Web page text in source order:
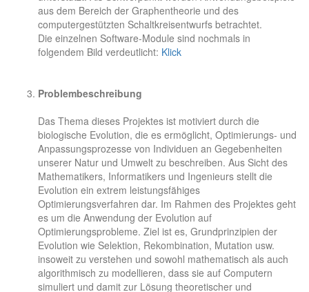
aus dem Bereich der Graphentheorie und des
computergestützten Schaltkreisentwurfs betrachtet.
Die einzelnen Software-Module sind nochmals in
folgendem Bild verdeutlicht: Klick
Problembeschreibung
Das Thema dieses Projektes ist motiviert durch die
biologische Evolution, die es ermöglicht, Optimierungs- und
Anpassungsprozesse von Individuen an Gegebenheiten
unserer Natur und Umwelt zu beschreiben. Aus Sicht des
Mathematikers, Informatikers und Ingenieurs stellt die
Evolution ein extrem leistungsfähiges
Optimierungsverfahren dar. Im Rahmen des Projektes geht
es um die Anwendung der Evolution auf
Optimierungsprobleme. Ziel ist es, Grundprinzipien der
Evolution wie Selektion, Rekombination, Mutation usw.
insoweit zu verstehen und sowohl mathematisch als auch
algorithmisch zu modellieren, dass sie auf Computern
simuliert und damit zur Lösung theoretischer und